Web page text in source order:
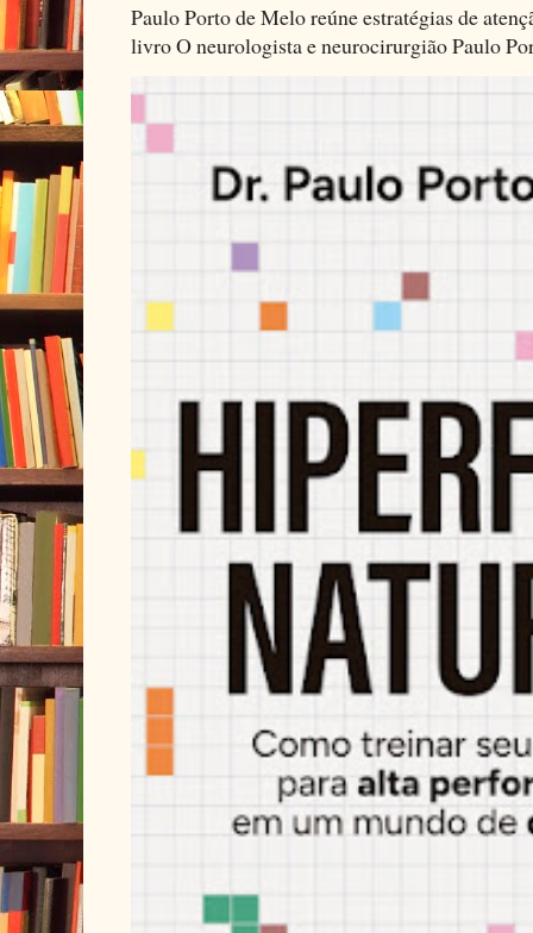
Paulo Porto de Melo reúne estratégias de
livro O neurologista e neurocirurgião Paulo